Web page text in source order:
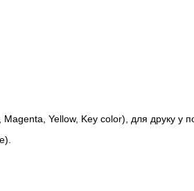
Yellow, Key color), для друку у